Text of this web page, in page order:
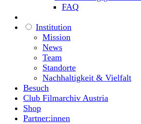
FAQ
Institution
Mission
News
Team
Standorte
Nachhaltigkeit & Vielfalt
Besuch
Club Filmarchiv Austria
Shop
Partner:innen